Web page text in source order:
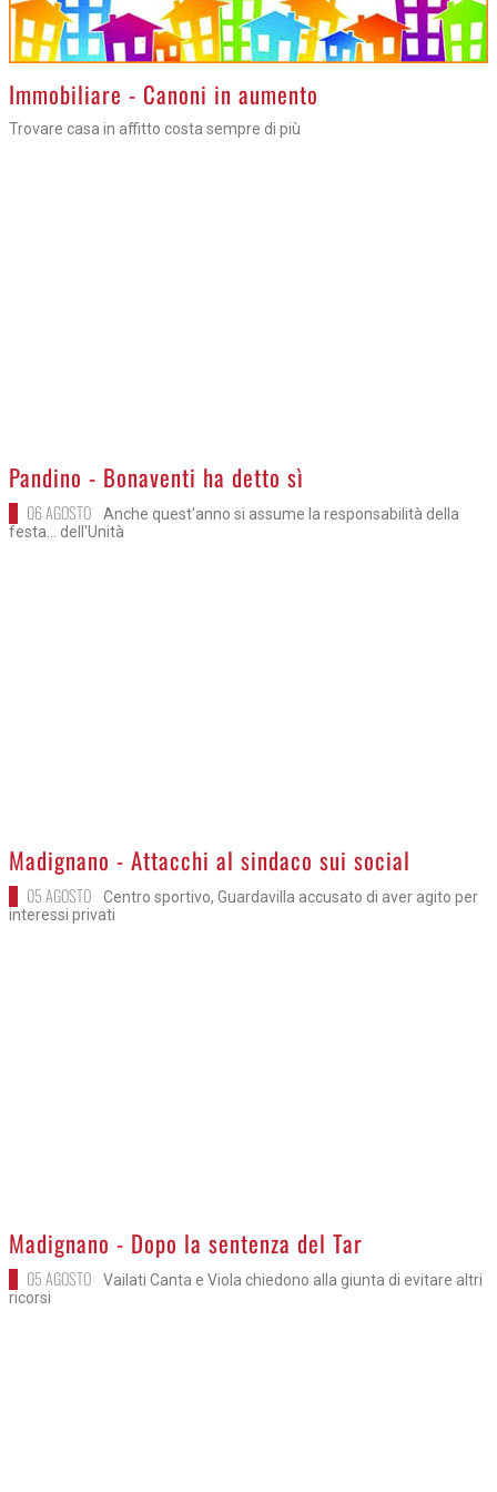
Immobiliare - Canoni in aumento
Trovare casa in affitto costa sempre di più
>
Pandino - Bonaventi ha detto sì
06 AGOSTO
Anche quest'anno si assume la responsabilità della
festa... dell'Unità
>Madignano - Attacchi al sindaco sui social
05 AGOSTO
Centro sportivo, Guardavilla accusato di aver agito per
interessi privati
>Madignano - Dopo la sentenza del Tar
05 AGOSTO
Vailati Canta e Viola chiedono alla giunta di evitare altri
ricorsi